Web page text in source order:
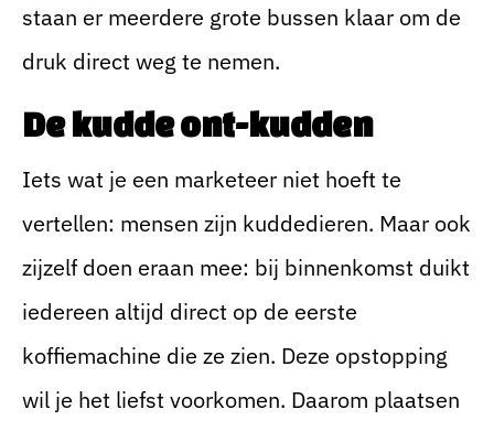
staan er meerdere grote bussen klaar om de
druk direct weg te nemen.
De kudde ont-kudden
Iets wat je een marketeer niet hoeft te
vertellen: mensen zijn kuddedieren. Maar ook
zijzelf doen eraan mee: bij binnenkomst duikt
iedereen altijd direct op de eerste
koffiemachine die ze zien. Deze opstopping
wil je het liefst voorkomen. Daarom plaatsen